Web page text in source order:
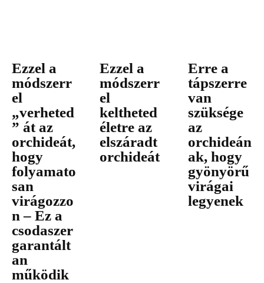
Ezzel a
módszerr
el
„verheted
” át az
orchideát,
hogy
folyamato
san
virágozzo
n – Ez a
csodaszer
garantált
an
működik
Ezzel a
módszerr
el
keltheted
életre az
elszáradt
orchideát
Erre a
tápszerre
van
szüksége
az
orchideán
ak, hogy
gyönyörű
virágai
legyenek